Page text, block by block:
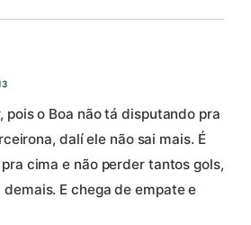
pois o Boa não tá disputando pra
dalí ele não sai mais. É
cima e não perder tantos gols,
E chega de empate e